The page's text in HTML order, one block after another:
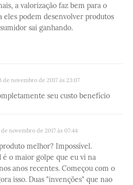
a valorização faz bem para o
eles podem desenvolver produtos
sai ganhando.
de novembro de 2017 às 23:07
seu custo benefício
de novembro de 2017 às 07:44
melhor? Impossível.
é o maior golpe que eu vi na
anos recentes. Começou com o
isso. Duas "invenções" que nao